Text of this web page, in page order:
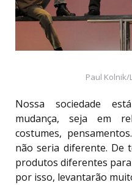
Paul Kolnik/
Nossa sociedade
mudança, seja em
costumes,
não seria diferente. De
produtos diferentes
por isso, levantarão